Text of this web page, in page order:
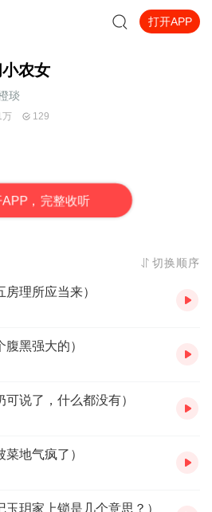
打开APP
农女
琰
万 129
APP，完整收听
切换顺序
理所应当来）
黑强大的）
说了，什么都没有）
地气疯了）
玥家上锁是几个意思？）